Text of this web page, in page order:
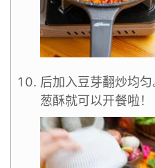
后加入豆芽翻炒均
葱酥就可以开餐啦！